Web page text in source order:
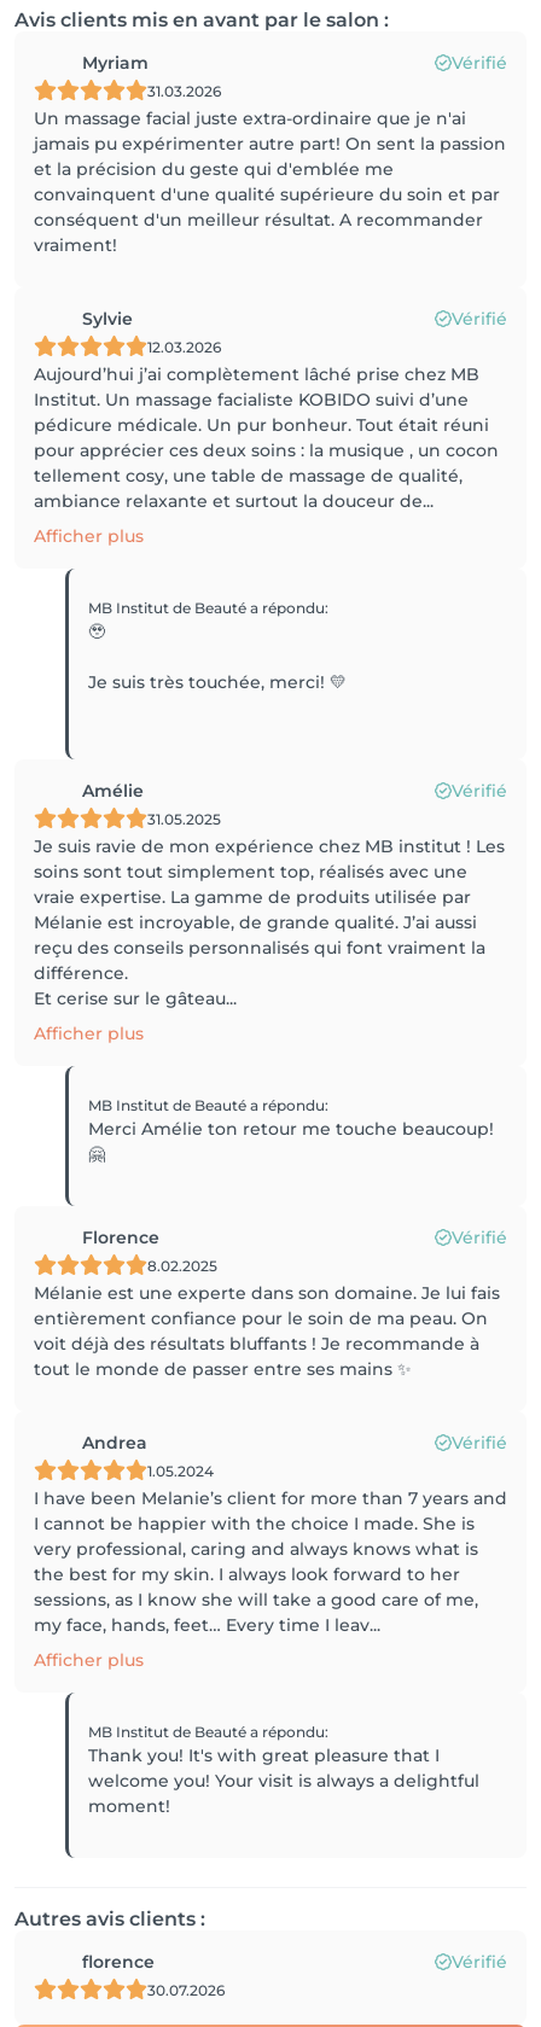
Avis clients mis en avant par le salon :
Myriam Vérifié
31.03.2026
Un massage facial juste extra-ordinaire que je n'ai
jamais pu expérimenter autre part! On sent la passion
et la précision du geste qui d'emblée me
convainquent d'une qualité supérieure du soin et par
conséquent d'un meilleur résultat. A recommander
vraiment!
Sylvie Vérifié
12.03.2026
Aujourd’hui j’ai complètement lâché prise chez MB
Institut. Un massage facialiste KOBIDO suivi d’une
pédicure médicale. Un pur bonheur. Tout était réuni
pour apprécier ces deux soins : la musique , un cocon
tellement cosy, une table de massage de qualité,
ambiance relaxante et surtout la douceur de...
Afficher plus
MB Institut de Beautéa répondu:
🥹
Je suis très touchée, merci! 💛
Amélie Vérifié
31.05.2025
Je suis ravie de mon expérience chez MB institut ! Les
soins sont tout simplement top, réalisés avec une
vraie expertise. La gamme de produits utilisée par
Mélanie est incroyable, de grande qualité. J’ai aussi
reçu des conseils personnalisés qui font vraiment la
différence.
Et cerise sur le gâteau...
Afficher plus
MB Institut de Beautéa répondu:
Merci Amélie ton retour me touche beaucoup!
🤗
Florence Vérifié
8.02.2025
Mélanie est une experte dans son domaine. Je lui fais
entièrement confiance pour le soin de ma peau. On
voit déjà des résultats bluffants ! Je recommande à
tout le monde de passer entre ses mains ✨
Andrea Vérifié
1.05.2024
I have been Melanie’s client for more than 7 years and
I cannot be happier with the choice I made. She is
very professional, caring and always knows what is
the best for my skin. I always look forward to her
sessions, as I know she will take a good care of me,
my face, hands, feet… Every time I leav...
Afficher plus
MB Institut de Beautéa répondu:
Thank you! It's with great pleasure that I
welcome you! Your visit is always a delightful
moment!
Autres avis clients :
florence Vérifié
30.07.2026